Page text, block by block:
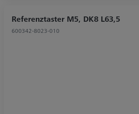
Referenztaster M5, DK8 L63,5
600342-8023-010